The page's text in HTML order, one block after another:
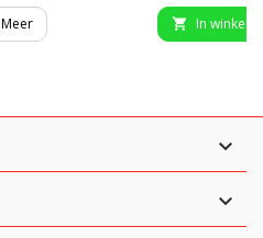
Meer  In

